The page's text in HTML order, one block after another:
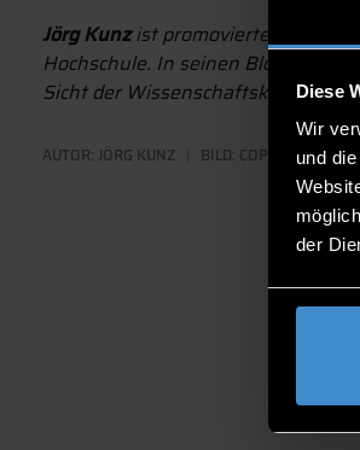
Diese
Wir
und
der
Jörg Kunzist promovierter Biologe
Hochschule. In seinen
Sicht der
AUTOR: JÖRG KUNZ BILD: COPYRIGHT: